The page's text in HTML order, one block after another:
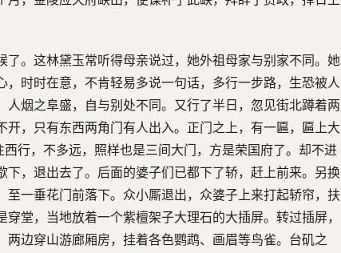
。这林黛玉常听得母亲说过，她外祖母家与别家不同。她
时时在意，不肯轻易多说一句话，多行一步路，生恐被人
烟之阜盛，自与别处不同。又行了半日，忽见街北蹲着两
，只有东西两角门有人出入。正门之上，有一匾，匾上大
行，不多远，照样也是三间大门，方是荣国府了。却不进
，退出去了。后面的婆子们已都下了轿，赶上前来。另换
一垂花门前落下。众小厮退出，众婆子上来打起轿帘，扶
堂，当地放着一个紫檀架子大理石的大插屏。转过插屏，
边穿山游廊厢房，挂着各色鹦鹉、画眉等鸟雀。台矶之